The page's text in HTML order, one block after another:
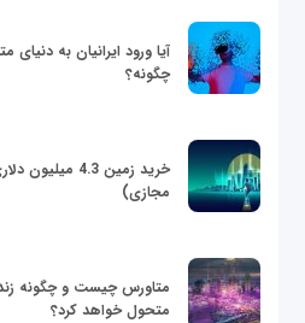
آیا ورود ایرانیان به
چگونه؟
خرید زمین 4.3
مجازی)
متاورس چیست و چگونه
متحول خواهد کرد؟